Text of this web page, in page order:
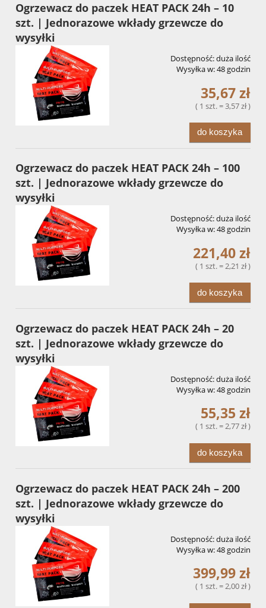
Ogrzewacz do paczek HEAT PACK 24h – 10
szt. | Jednorazowe wkłady grzewcze do
wysyłki
Dostępność:duża ilość
Wysyłka w:48 godzin
35,67 zł
( 1 szt. = 3,57 zł )
do koszyka
Ogrzewacz do paczek HEAT PACK 24h – 100
szt. | Jednorazowe wkłady grzewcze do
wysyłki
Dostępność:duża ilość
Wysyłka w:48 godzin
221,40 zł
( 1 szt. = 2,21 zł )
do koszyka
Ogrzewacz do paczek HEAT PACK 24h – 20
szt. | Jednorazowe wkłady grzewcze do
wysyłki
Dostępność:duża ilość
Wysyłka w:48 godzin
55,35 zł
( 1 szt. = 2,77 zł )
do koszyka
Ogrzewacz do paczek HEAT PACK 24h – 200
szt. | Jednorazowe wkłady grzewcze do
wysyłki
Dostępność:duża ilość
Wysyłka w:48 godzin
399,99 zł
( 1 szt. = 2,00 zł )